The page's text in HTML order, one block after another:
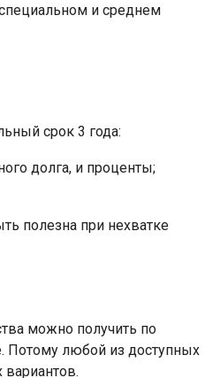
и среднем
срок 3 года:
долга, и проценты;
полезна при нехватке
можно получить по
Потому любой из доступных
вариантов.